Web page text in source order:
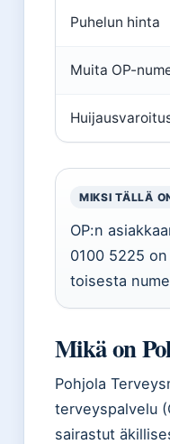
Puhelun hinta
Muita OP-
MIKSI TÄLLÄ
OP:n
0100 5225
toisesta
Mikä on
Pohjola
terveyspalvelu
sairastut